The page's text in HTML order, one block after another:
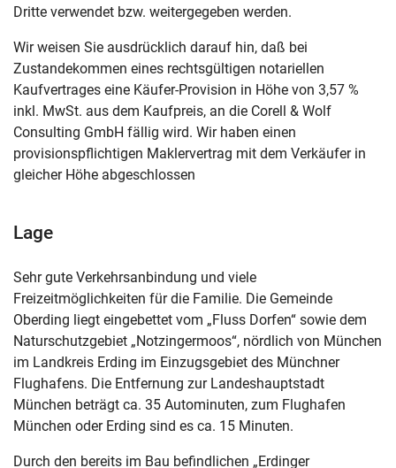
Dritte verwendet bzw. weitergegeben werden.
Wir weisen Sie ausdrücklich darauf hin, daß bei
Zustandekommen eines rechtsgültigen notariellen
Kaufvertrages eine Käufer-Provision in Höhe von 3,57 %
inkl. MwSt. aus dem Kaufpreis, an die Corell & Wolf
Consulting GmbH fällig wird. Wir haben einen
provisionspflichtigen Maklervertrag mit dem Verkäufer in
gleicher Höhe abgeschlossen
Lage
Sehr gute Verkehrsanbindung und viele
Freizeitmöglichkeiten für die Familie. Die Gemeinde
Oberding liegt eingebettet vom „Fluss Dorfen“ sowie dem
Naturschutzgebiet „Notzingermoos“, nördlich von München
im Landkreis Erding im Einzugsgebiet des Münchner
Flughafens. Die Entfernung zur Landeshauptstadt
München beträgt ca. 35 Autominuten, zum Flughafen
München oder Erding sind es ca. 15 Minuten.
Durch den bereits im Bau befindlichen „Erdinger